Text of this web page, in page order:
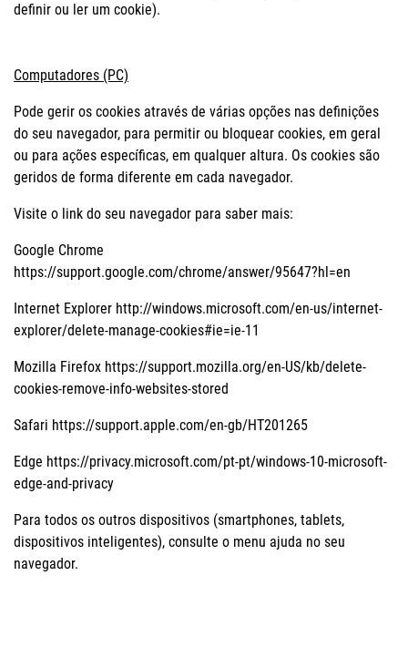
definir ou ler um cookie).
Computadores (PC)
Pode gerir os cookies através de várias opções nas definições
do seu navegador, para permitir ou bloquear cookies, em geral
ou para ações específicas, em qualquer altura. Os cookies são
geridos de forma diferente em cada navegador.
Visite o link do seu navegador para saber mais:
Google Chrome
https://support.google.com/chrome/answer/95647?hl=en
Internet Explorer http://windows.microsoft.com/en-us/internet-
explorer/delete-manage-cookies#ie=ie-11
Mozilla Firefox https://support.mozilla.org/en-US/kb/delete-
cookies-remove-info-websites-stored
Safari https://support.apple.com/en-gb/HT201265
Edge https://privacy.microsoft.com/pt-pt/windows-10-microsoft-
edge-and-privacy
Para todos os outros dispositivos (smartphones, tablets,
dispositivos inteligentes), consulte o menu ajuda no seu
navegador.